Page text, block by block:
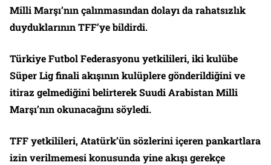
Milli Marşı’nın çalınmasından dolayı da rahatsızlık
duyduklarının TFF’ye bildirdi.
Türkiye Futbol Federasyonu yetkilileri, iki kulübe
Süper Lig finali akışının kulüplere gönderildiğini ve
itiraz gelmediğini belirterek Suudi Arabistan Milli
Marşı’nın okunacağını söyledi.
TFF yetkilileri, Atatürk’ün sözlerini içeren pankartlara
izin verilmemesi konusunda yine akışı gerekçe